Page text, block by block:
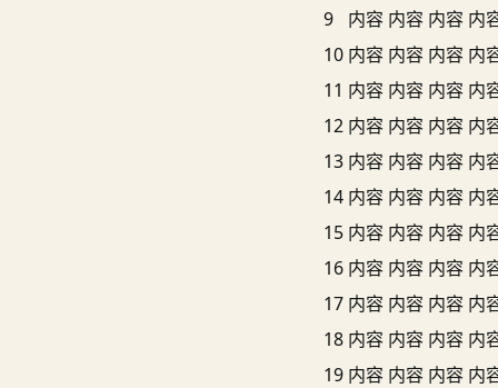
9
内容 内容 内容 内
10 内容 内容 内容 内
11 内容 内容 内容 内
12 内容 内容 内容 内
13 内容 内容 内容 内
14 内容 内容 内容 内
15 内容 内容 内容 内
16 内容 内容 内容 内
17 内容 内容 内容 内
18 内容 内容 内容 内
19 内容 内容 内容 内